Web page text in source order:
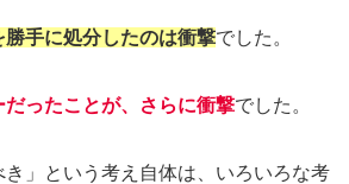
手に処分したのは衝撃でした。
ったことが、さらに衝撃でした。
き」という考え自体は、いろいろな考